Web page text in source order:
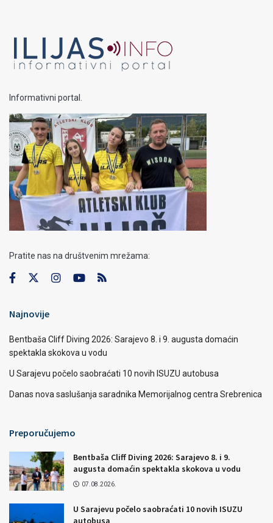
Informativni portal.
Pratite nas na društvenim mrežama:
Najnovije
Bentbaša Cliff Diving 2026: Sarajevo 8. i 9. augusta domaćin
spektakla skokova u vodu
U Sarajevu počelo saobraćati 10 novih ISUZU autobusa
Danas nova saslušanja saradnika Memorijalnog centra Srebrenica
Preporučujemo
Bentbaša Cliff Diving 2026: Sarajevo 8. i 9.
augusta domaćin spektakla skokova u vodu
07.08.2026.
U Sarajevu počelo saobraćati 10 novih ISUZU
autobusa